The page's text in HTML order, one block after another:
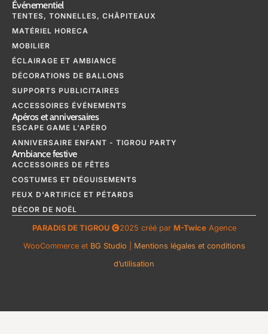
Événementiel
TENTES, TONNELLES, CHÂPITEAUX
MATÉRIEL HORECA
MOBILIER
ÉCLAIRAGE ET AMBIANCE
DÉCORATIONS DE BALLONS
SUPPORTS PUBLICITAIRES
ACCESSOIRES ÉVÉNEMENTS
Apéros et anniversaires
ESCAPE GAME L'APÉRO
ANNIVERSAIRE ENFANT - TIGROU PARTY
Ambiance festive
ACCESSOIRES DE FÊTES
COSTUMES ET DÉGUISEMENTS
FEUX D'ARTIFICE ET PÉTARDS
DÉCOR DE NOËL
PARADIS DE TIGROU 2025 créé par M-Twice Agence
WooCommerce et BG Studio
Mentions légales et conditions
d’utilisation